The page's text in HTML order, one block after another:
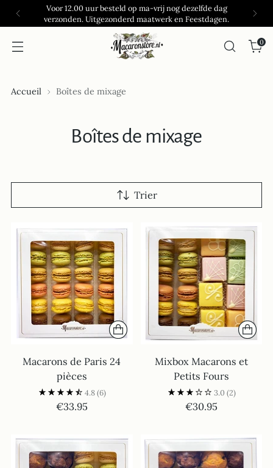
Voor 12.00 uur besteld op ma-vrij nog dezelfde dag
verzonden. Uitgezonderd maatwerk en Feestdagen.
0
Accueil Boîtes de mixage
Boîtes de mixage
Trier
Macarons de Paris 24
pièces
4.8 (6)
€33.95
Mixbox Macarons et
Petits Fours
3.0 (2)
€30.95